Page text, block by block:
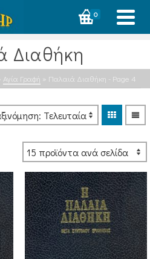
0
Διαθήκη
Αγία Γραφή » Παλαιά Διαθήκη - Page 4